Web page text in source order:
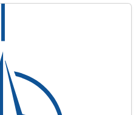
et les